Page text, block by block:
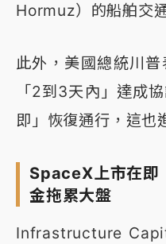
Hormuz）的船舶交
此外，美國總統川
「2到3天內」達成
即」恢復通行，這也
SpaceX上市在
金拖累大盤
Infrastructure